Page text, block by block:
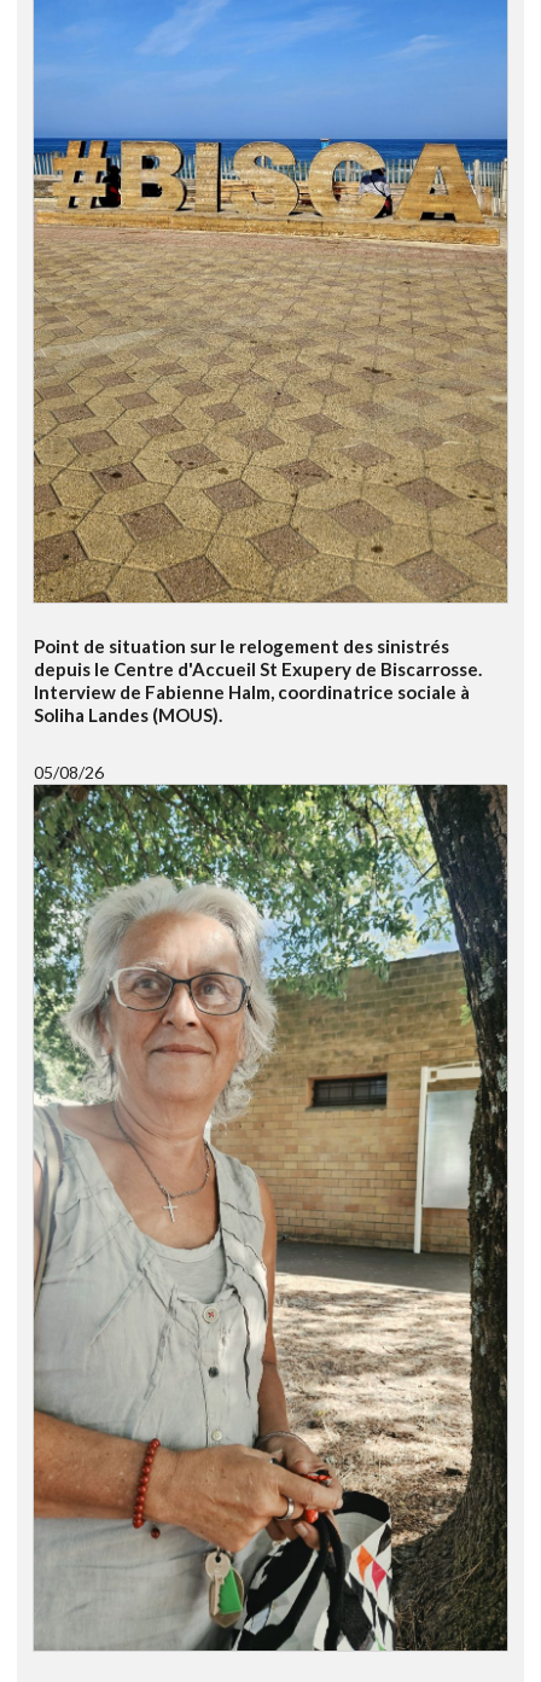
Point de situation sur le relogement des sinistrés
depuis le Centre d'Accueil St Exupery de Biscarrosse.
Interview de Fabienne Halm, coordinatrice sociale à
Soliha Landes (MOUS).
05/08/26